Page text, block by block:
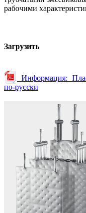
рабочими
Загрузить
Информация:
по-русски